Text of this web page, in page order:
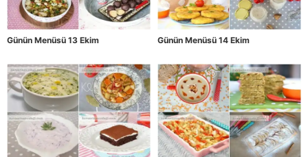
Günün Menüsü 13 Ekim Günün Menüsü 14 Ekim